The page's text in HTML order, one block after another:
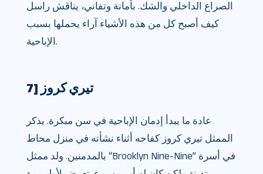
الصراع الداخلي والشك. بأمانة وتفاني، يناقش راسل
كيف أصبح كل من هذه الأشياء آراء يحملها بسبب
الإباحية.
7] تيري كروز
عادة ما يبدأ إدمان الإباحية في سن مبكرة. يذكر
الممثل تيري كروز كفاحه أثناء نشأته في منزل محاط
بالمدمنين. ولد ممثل “Brooklyn Nine-Nine” في أسرة